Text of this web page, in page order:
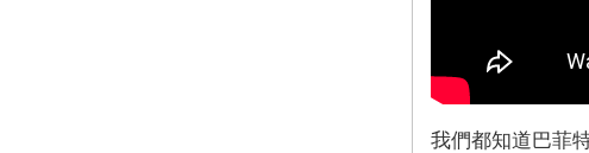
我們都知道巴菲